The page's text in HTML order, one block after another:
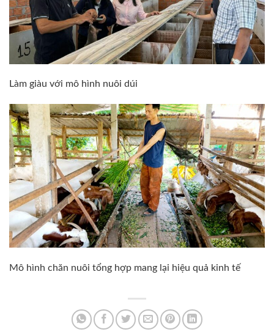
Làm giàu với mô hình nuôi dúi
Mô hình chăn nuôi tổng hợp mang lại hiệu quả kinh tế